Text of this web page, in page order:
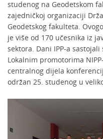
studenog na Geodetskom
zajedničkoj organizaciji
Geodetskog fakulteta.
je više od 170 učesnika iz
sektora. Dani IPP-a
Lokalnim promotorima
centralnog dijela
održan 25. studenog u